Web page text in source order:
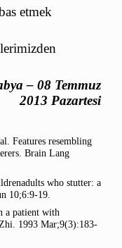
etmek
– 08 Temmuz
2013 Pazartesi
Features resembling
Brain Lang
who stutter: a
10;6:9-19.
a patient with
1993 Mar;9(3):183-